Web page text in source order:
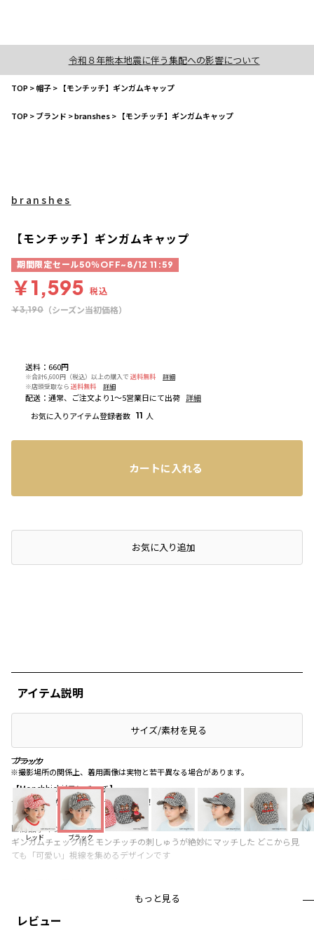
令和８年熊本地震に伴う集配への影響について
TOP>帽子> 【モンチッチ】ギンガムキャップ
TOP>ブランド >branshes> 【モンチッチ】ギンガムキャップ
ブラック
※撮影場所の関係上、着用画像は実物と若干異なる場合があります。
ブラック
ブラック
レッド ブラック
レビュー
送料 ： 660円
※合計6,600円（税込）以上の購入で 送料無料
詳細
※店頭受取なら 送料無料 詳細
配送 ： 通常、ご注文より1～5営業日にて出荷 詳細
お気に入りアイテム登録者数 11 人
branshes
【モンチッチ】ギンガムキャップ
期間限定セール50％OFF~8/12 11:59
￥1,595 税込
￥3,190 （シーズン当初価格）
カートに入れる
店頭在庫を確認するお気に入り追加
アイテム説明
サイズ/素材を見る
【Monchhichi/モンチッチ】
★branshesから限定アイテムが登場！
■商品ポイント
ギンガムチェック柄とモンチッチの刺しゅうが絶妙にマッチした どこから見
ても「可愛い」視線を集めるデザインです
一気にこなれた雰囲気にアップデートしてくれます
もっと見る